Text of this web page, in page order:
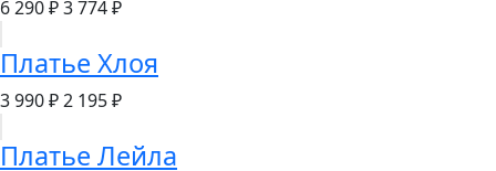
6 290 ₽3 774 ₽
Платье Хлоя
3 990 ₽2 195 ₽
Платье Лейла